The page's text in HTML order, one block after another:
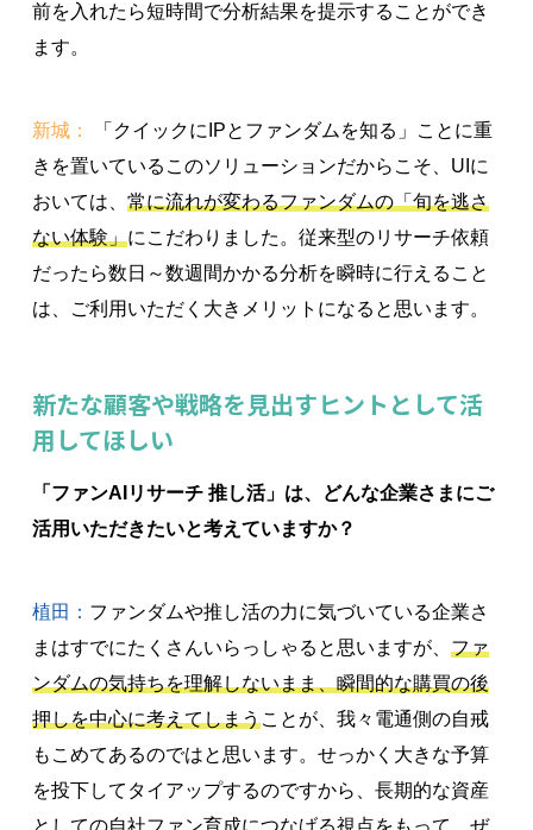
前を入れたら短時間で分析結果を提示することができ
ます。
新城：
「クイックにIPとファンダムを知る」ことに重
きを置いているこのソリューションだからこそ、UIに
おいては、 常に流れが変わるファンダムの「旬を逃さ
ない体験」にこだわりました。従来型のリサーチ依頼
だったら数日～数週間かかる分析を瞬時に行えること
は、ご利用いただく大きメリットになると思います。
新たな顧客や戦略を見出すヒントとして活
用してほしい
「ファンAIリサーチ 推し活」は、どんな企業さまにご
活用いただきたいと考えていますか？
植田： ファンダムや推し活の力に気づいている企業さ
まはすでにたくさんいらっしゃると思いますが、 ファ
ンダムの気持ちを理解しないまま、瞬間的な購買の後
押しを中心に考えてしまうことが、我々電通側の自戒
もこめてあるのではと思います。せっかく大きな予算
を投下してタイアップするのですから、長期的な資産